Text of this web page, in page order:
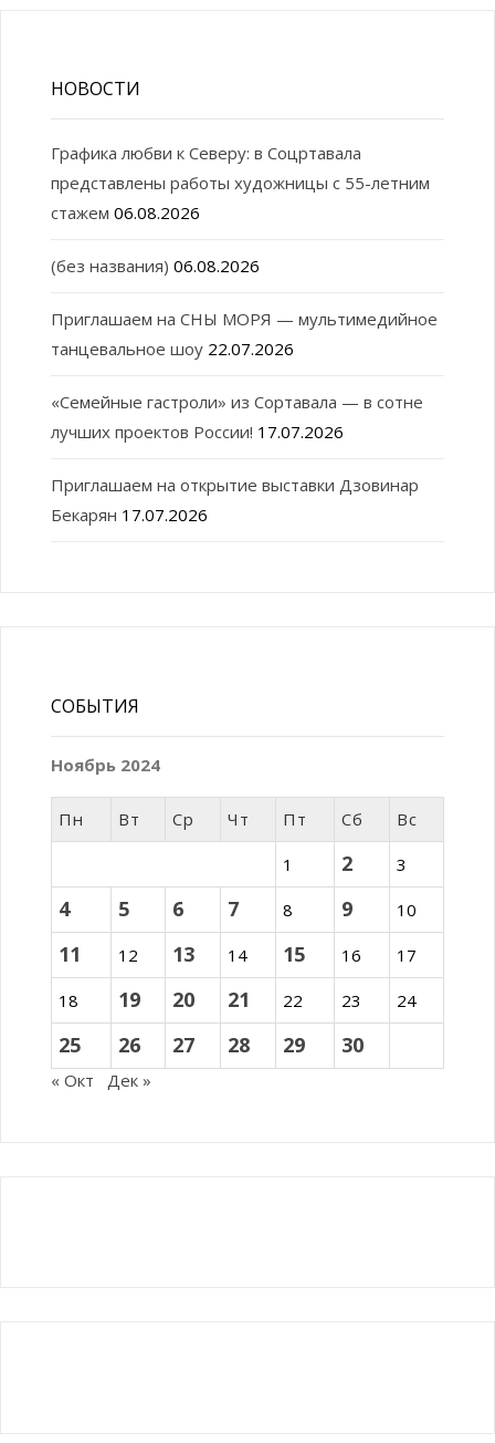
НОВОСТИ
Графика любви к Северу: в Соцртавала
представлены работы художницы с 55-летним
стажем 06.08.2026
(без названия) 06.08.2026
Приглашаем на СНЫ МОРЯ — мультимедийное
танцевальное шоу 22.07.2026
«Семейные гастроли» из Сортавала — в сотне
лучших проектов России! 17.07.2026
Приглашаем на открытие выставки Дзовинар
Бекарян 17.07.2026
СОБЫТИЯ
Ноябрь 2024
Пн Вт Ср Чт Пт Сб Вс
1 2 3
4 5 6 7 8 9 10
11 12 13 14 15 16 17
18 19 20 21 22 23 24
25 26 27 28 29 30
« Окт Дек »